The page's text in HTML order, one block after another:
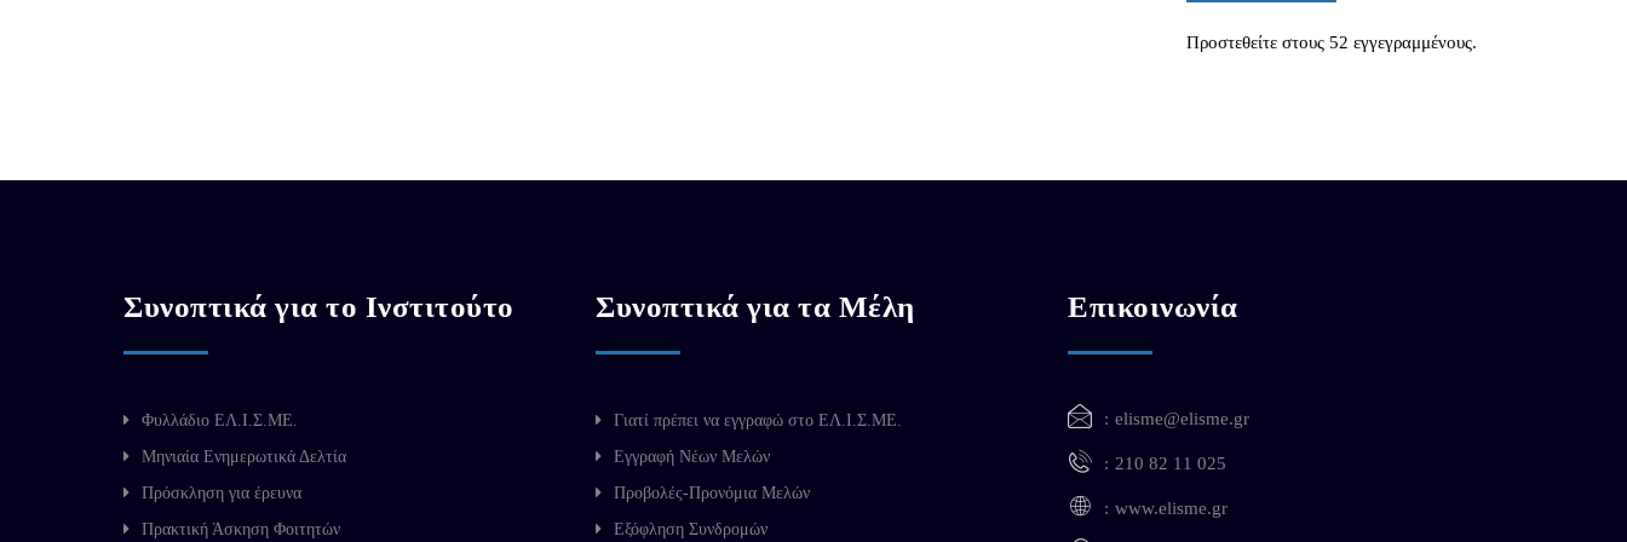
Προστεθείτε στους 52 εγγεγραμμένους.
Συνοπτικά για το Ινστιτούτο
Φυλλάδιο ΕΛ.Ι.Σ.ΜΕ.
Μηνιαία Ενημερωτικά Δελτία
Πρόσκληση για έρευνα
Πρακτική Άσκηση Φοιτητών
Συνοπτικά για τα Μέλη
Γιατί πρέπει να εγγραφώ στο ΕΛ.Ι.Σ.ΜΕ.
Εγγραφή Νέων Μελών
Προβολές-Προνόμια Μελών
Εξόφληση Συνδρομών
Επικοινωνία
elisme@elisme.gr
210 82 11 025
www.elisme.gr